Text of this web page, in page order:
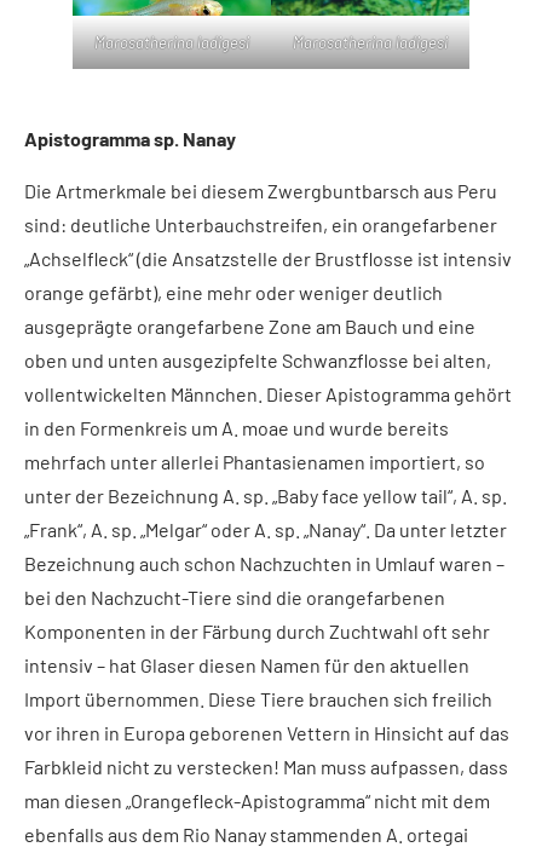
Marosatherina ladigesi Marosatherina ladigesi
Apistogramma sp. Nanay
Die Artmerkmale bei diesem Zwergbuntbarsch aus Peru
sind: deutliche Unterbauchstreifen, ein orangefarbener
„Achselfleck“ (die Ansatzstelle der Brustflosse ist intensiv
orange gefärbt), eine mehr oder weniger deutlich
ausgeprägte orangefarbene Zone am Bauch und eine
oben und unten ausgezipfelte Schwanzflosse bei alten,
vollentwickelten Männchen. Dieser Apistogramma gehört
in den Formenkreis um A. moae und wurde bereits
mehrfach unter allerlei Phantasienamen importiert, so
unter der Bezeichnung A. sp. „Baby face yellow tail“, A. sp.
„Frank“, A. sp. „Melgar“ oder A. sp. „Nanay“. Da unter letzter
Bezeichnung auch schon Nachzuchten in Umlauf waren –
bei den Nachzucht-Tiere sind die orangefarbenen
Komponenten in der Färbung durch Zuchtwahl oft sehr
intensiv – hat Glaser diesen Namen für den aktuellen
Import übernommen. Diese Tiere brauchen sich freilich
vor ihren in Europa geborenen Vettern in Hinsicht auf das
Farbkleid nicht zu verstecken! Man muss aufpassen, dass
man diesen „Orangefleck-Apistogramma“ nicht mit dem
ebenfalls aus dem Rio Nanay stammenden A. ortegai